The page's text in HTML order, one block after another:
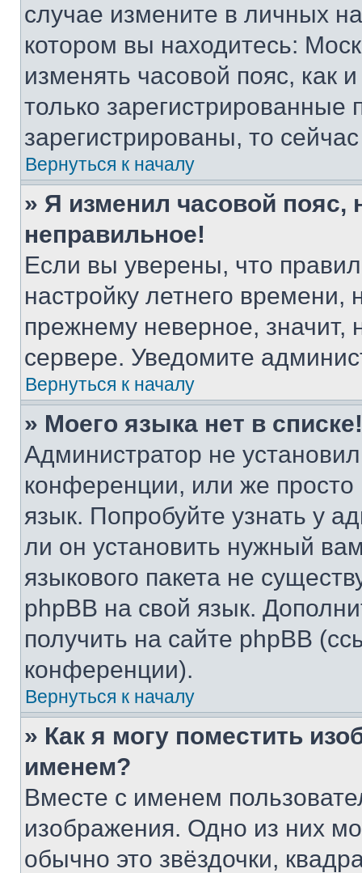
случае измените в личных
котором вы находитесь:
изменять часовой пояс, как
только
зарегистрированы, то
Вернуться к началу
» Я изменил часовой пояс,
неправильное!
Если вы уверены, что
настройку летнего
прежнему неверное, значит,
сервере. Уведомите
Вернуться к началу
» Моего языка нет в списке!
Администратор не
конференции, или же
язык. Попробуйте узнать у
ли он установить нужный
языкового пакета не
phpBB на свой язык.
получить на сайте phpBB
конференции).
Вернуться к началу
» Как я могу поместить
именем?
Вместе с именем
изображения. Одно из них
обычно это звёздочки,